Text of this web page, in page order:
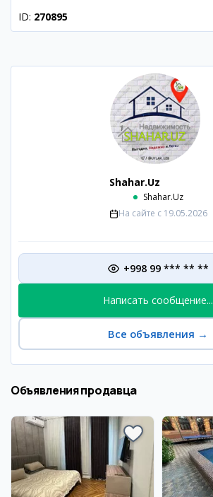
ID: 270895
Shahar.Uz
Shahar.Uz
На сайте с 19.05.2026
+998 99 *** ** **
Написать сообщение...
Все объявления →
Объявления продавца